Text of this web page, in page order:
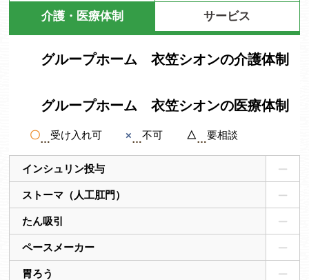
介護・医療体制 サービス
グループホーム 衣笠シオンの介護体制
グループホーム 衣笠シオンの医療体制
〇 受け入れ可 × 不可 △ 要相談
インシュリン投与
ストーマ（人工肛門）
たん吸引
ペースメーカー
胃ろう